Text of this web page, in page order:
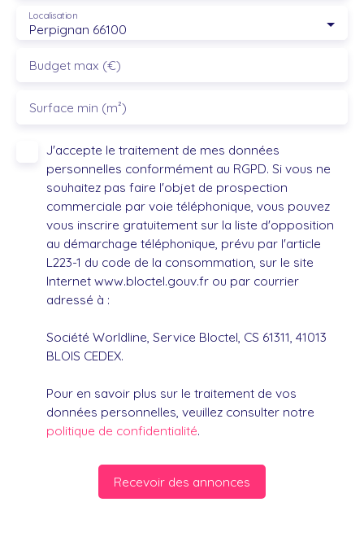
Perpignan 66100
Localisation
Budget max (€)
Surface min (m²)
J'accepte le traitement de mes données
personnelles conformément au RGPD. Si vous ne
souhaitez pas faire l'objet de prospection
commerciale par voie téléphonique, vous pouvez
vous inscrire gratuitement sur la liste d'opposition
au démarchage téléphonique, prévu par l'article
L223-1 du code de la consommation, sur le site
Internet www.bloctel.gouv.fr ou par courrier
adressé à :
Société Worldline, Service Bloctel, CS 61311, 41013
BLOIS CEDEX.
Pour en savoir plus sur le traitement de vos
données personnelles, veuillez consulter notre
politique de confidentialité.
Recevoir des annonces